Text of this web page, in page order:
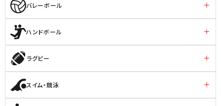
バレーボール
ハンドボール
ラグビー
スイム・競泳